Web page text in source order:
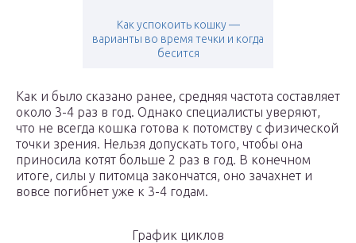
Как успокоить кошку —
варианты во время течки и когда
бесится
Как и было сказано ранее, средняя частота составляет
около 3-4 раз в год. Однако специалисты уверяют,
что не всегда кошка готова к потомству с физической
точки зрения. Нельзя допускать того, чтобы она
приносила котят больше 2 раз в год. В конечном
итоге, силы у питомца закончатся, оно зачахнет и
вовсе погибнет уже к 3-4 годам.
График циклов